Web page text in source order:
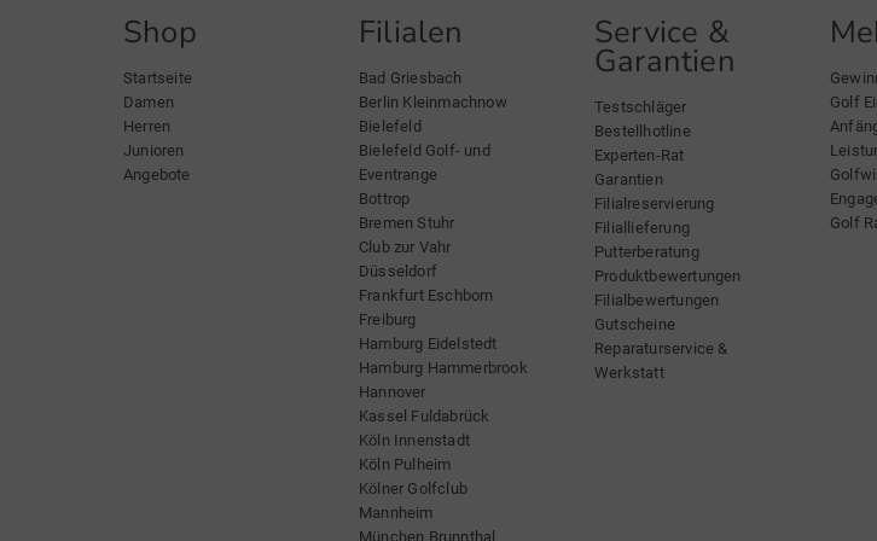
Shop
Startseite
Damen
Herren
Junioren
Angebote
Filialen
Bad Griesbach
Berlin Kleinmachnow
Bielefeld
Bielefeld Golf- und
Eventrange
Bottrop
Bremen Stuhr
Club zur Vahr
Düsseldorf
Frankfurt Eschborn
Freiburg
Hamburg Eidelstedt
Hamburg Hammerbrook
Hannover
Kassel Fuldabrück
Köln Innenstadt
Köln Pulheim
Kölner Golfclub
Mannheim
München Brunnthal
Service &
Garantien
Testschläger
Bestellhotline
Experten-Rat
Garantien
Filialreservierung
Filiallieferung
Putterberatung
Produktbewertungen
Filialbewertungen
Gutscheine
Reparaturservice &
Werkstatt
Golf
Golf